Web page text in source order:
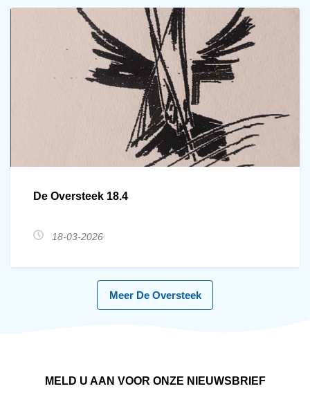
De Oversteek 18.4
18-03-2026
Meer De Oversteek
MELD U AAN VOOR ONZE NIEUWSBRIEF